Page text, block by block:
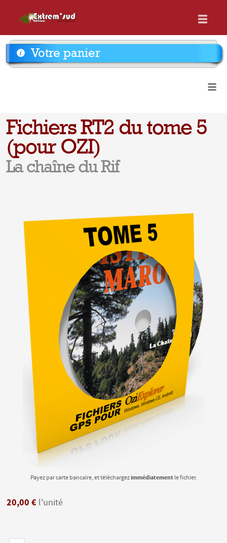
Votre panier
≡
Fichiers RT2 du tome 5
(pour OZI)
La chaîne du Rif
Payez par carte bancaire, et téléchargezimmédiatementle fichier.
20,00 € l'unité